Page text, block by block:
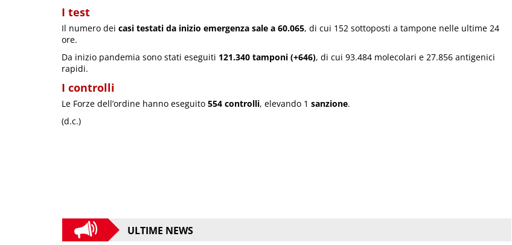
I test
Il numero dei casi testati da inizio emergenza sale a 60.065, di cui 152 sottoposti a tampone nelle ultime 24
ore.
Da inizio pandemia sono stati eseguiti 121.340 tamponi (+646), di cui 93.484 molecolari e 27.856 antigenici
rapidi.
I controlli
Le Forze dell’ordine hanno eseguito 554 controlli, elevando 1 sanzione.
(d.c.)
ULTIME NEWS